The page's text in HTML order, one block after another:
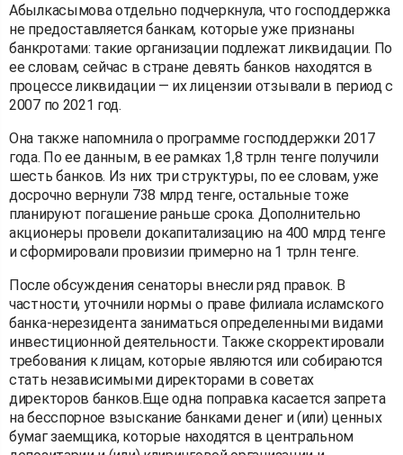
Абылкасымова отдельно подчеркнула, что господдержка
не предоставляется банкам, которые уже признаны
банкротами: такие организации подлежат ликвидации. По
ее словам, сейчас в стране девять банков находятся в
процессе ликвидации — их лицензии отзывали в период с
2007 по 2021 год.
Она также напомнила о программе господдержки 2017
года. По ее данным, в ее рамках 1,8 трлн тенге получили
шесть банков. Из них три структуры, по ее словам, уже
досрочно вернули 738 млрд тенге, остальные тоже
планируют погашение раньше срока. Дополнительно
акционеры провели докапитализацию на 400 млрд тенге
и сформировали провизии примерно на 1 трлн тенге.
После обсуждения сенаторы внесли ряд правок. В
частности, уточнили нормы о праве филиала исламского
банка-нерезидента заниматься определенными видами
инвестиционной деятельности. Также скорректировали
требования к лицам, которые являются или собираются
стать независимыми директорами в советах
директоров банков.Еще одна поправка касается запрета
на бесспорное взыскание банками денег и (или) ценных
бумаг заемщика, которые находятся в центральном